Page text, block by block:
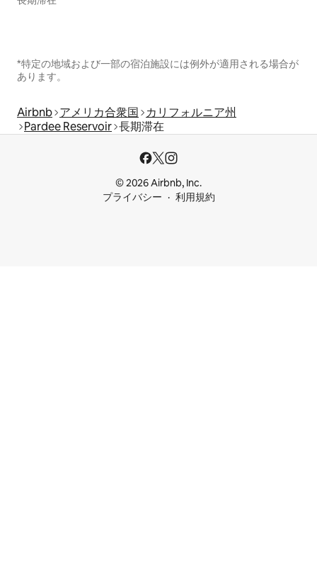
*特定の地域および一部の宿泊施設には例外が適用される場合が
あります。
Airbnb アメリカ合衆国
カリフォルニア州
Pardee Reservoir 長期滞在
© 2026 Airbnb, Inc.
プライバシー
利用規約